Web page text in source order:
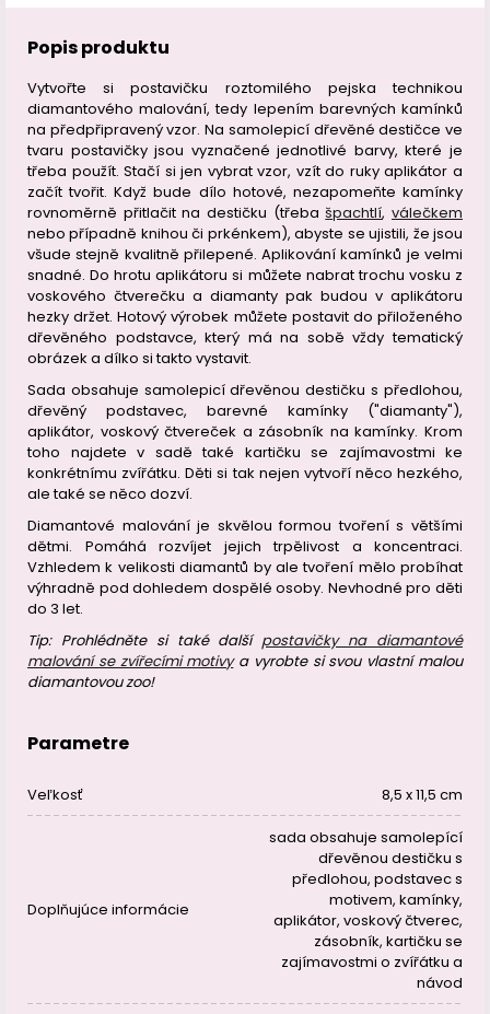
Popis produktu
Vytvořte si postavičku roztomilého pejska technikou
diamantového malování, tedy lepením barevných kamínků
na předpřipravený vzor. Na samolepicí dřevěné destičce ve
tvaru postavičky jsou vyznačené jednotlivé barvy, které je
třeba použít. Stačí si jen vybrat vzor, vzít do ruky aplikátor a
začít tvořit. Když bude dílo hotové, nezapomeňte kamínky
rovnoměrně přitlačit na destičku (třebašpachtlí,válečkem
nebo případně knihou či prkénkem), abyste se ujistili, že jsou
všude stejně kvalitně přilepené. Aplikování kamínků je velmi
snadné. Do hrotu aplikátoru si můžete nabrat trochu vosku z
voskového čtverečku a diamanty pak budou v aplikátoru
hezky držet. Hotový výrobek můžete postavit do přiloženého
dřevěného podstavce, který má na sobě vždy tematický
obrázek a dílko si takto vystavit.
Sada obsahuje samolepicí dřevěnou destičku s předlohou,
dřevěný podstavec, barevné kamínky ("diamanty"),
aplikátor, voskový čtvereček a zásobník na kamínky. Krom
toho najdete v sadě také kartičku se zajímavostmi ke
konkrétnímu zvířátku. Děti si tak nejen vytvoří něco hezkého,
ale také se něco dozví.
Diamantové malování je skvělou formou tvoření s většími
dětmi. Pomáhá rozvíjet jejich trpělivost a koncentraci.
Vzhledem k velikosti diamantů by ale tvoření mělo probíhat
výhradně pod dohledem dospělé osoby. Nevhodné pro děti
do 3 let.
Tip: Prohlédněte si také dalšípostavičky na diamantové
malování se zvířecími motivya vyrobte si svou vlastní malou
diamantovou zoo!
Parametre
Veľkosť 8,5 x 11,5 cm
Doplňujúce informácie
sada obsahuje samolepící
dřevěnou destičku s
předlohou, podstavec s
motivem, kamínky,
aplikátor, voskový čtverec,
zásobník, kartičku se
zajímavostmi o zvířátku a
návod